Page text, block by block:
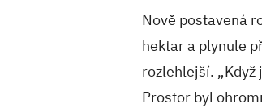
Nově postavená
hektar a plynule
rozlehlejší.
Prostor byl